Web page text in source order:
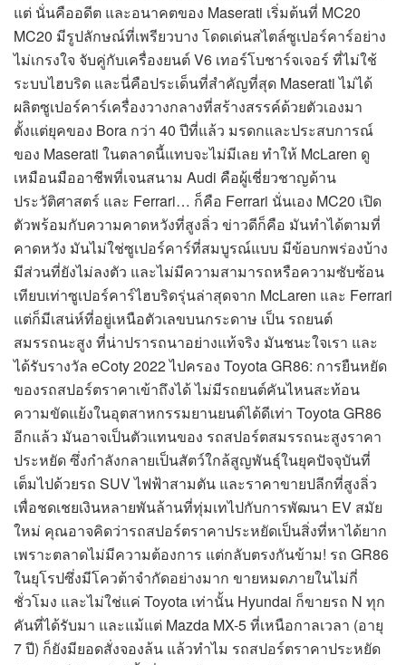
แต่ นั่นคืออดีต และอนาคตของ Maserati เริ่มต้นที่ MC20
MC20 มีรูปลักษณ์ที่เพรียวบาง โดดเด่นสไตล์ซูเปอร์คาร์อย่าง
ไม่เกรงใจ จับคู่กับเครื่องยนต์ V6 เทอร์โบชาร์จเจอร์ ที่ไม่ใช้
ระบบไฮบริด และนี่คือประเด็นที่สำคัญที่สุด Maserati ไม่ได้
ผลิตซูเปอร์คาร์เครื่องวางกลางที่สร้างสรรค์ด้วยตัวเองมา
ตั้งแต่ยุคของ Bora กว่า 40 ปีที่แล้ว มรดกและประสบการณ์
ของ Maserati ในตลาดนี้แทบจะไม่มีเลย ทำให้ McLaren ดู
เหมือนมืออาชีพที่เจนสนาม Audi คือผู้เชี่ยวชาญด้าน
ประวัติศาสตร์ และ Ferrari… ก็คือ Ferrari นั่นเอง MC20 เปิด
ตัวพร้อมกับความคาดหวังที่สูงลิ่ว ข่าวดีก็คือ มันทำได้ตามที่
คาดหวัง มันไม่ใช่ซูเปอร์คาร์ที่สมบูรณ์แบบ มีข้อบกพร่องบ้าง
มีส่วนที่ยังไม่ลงตัว และไม่มีความสามารถหรือความซับซ้อน
เทียบเท่าซูเปอร์คาร์ไฮบริดรุ่นล่าสุดจาก McLaren และ Ferrari
แต่ก็มีเสน่ห์ที่อยู่เหนือตัวเลขบนกระดาษ เป็น รถยนต์
สมรรถนะสูง ที่น่าปรารถนาอย่างแท้จริง มันชนะใจเรา และ
ได้รับรางวัล eCoty 2022 ไปครอง Toyota GR86: การยืนหยัด
ของรถสปอร์ตราคาเข้าถึงได้ ไม่มีรถยนต์คันไหนสะท้อน
ความขัดแย้งในอุตสาหกรรมยานยนต์ได้ดีเท่า Toyota GR86
อีกแล้ว มันอาจเป็นตัวแทนของ รถสปอร์ตสมรรถนะสูงราคา
ประหยัด ซึ่งกำลังกลายเป็นสัตว์ใกล้สูญพันธุ์ในยุคปัจจุบันที่
เต็มไปด้วยรถ SUV ไฟฟ้าสามตัน และราคาขายปลีกที่สูงลิ่ว
เพื่อชดเชยเงินหลายพันล้านที่ทุ่มเทไปกับการพัฒนา EV สมัย
ใหม่ คุณอาจคิดว่ารถสปอร์ตราคาประหยัดเป็นสิ่งที่หาได้ยาก
เพราะตลาดไม่มีความต้องการ แต่กลับตรงกันข้าม! รถ GR86
ในยุโรปซึ่งมีโควต้าจำกัดอย่างมาก ขายหมดภายในไม่กี่
ชั่วโมง และไม่ใช่แค่ Toyota เท่านั้น Hyundai ก็ขายรถ N ทุก
คันที่ได้รับมา และแม้แต่ Mazda MX-5 ที่เหนือกาลเวลา (อายุ
7 ปี) ก็ยังมียอดสั่งจองล้น แล้วทำไม รถสปอร์ตราคาประหยัด